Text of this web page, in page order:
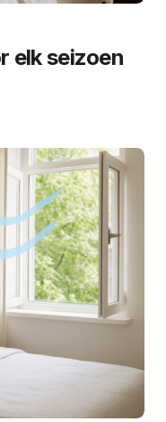
elk seizoen